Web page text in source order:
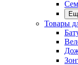
Товары